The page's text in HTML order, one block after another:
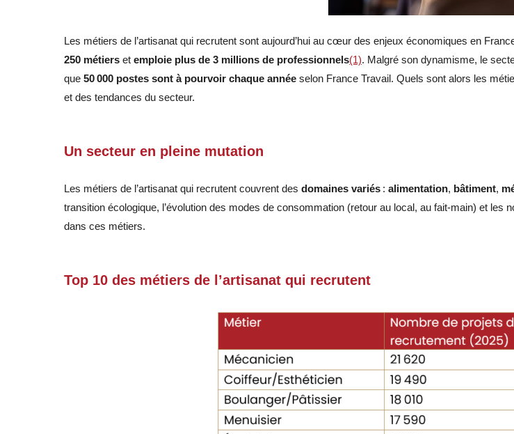
Les métiers de l’artisanat qui recrutent sont aujourd’hui au cœur des enjeux économiques en
250 métiers et emploie plus de 3 millions de professionnels(1). Malgré son dynamisme, le
que 50 000 postes sont à pourvoir chaque année selon France Travail. Quels sont alors les
et des tendances du secteur.
Un secteur en pleine mutation
Les métiers de l’artisanat qui recrutent couvrent des domaines variés : alimentation, bâtiment,
transition écologique, l’évolution des modes de consommation (retour au local, au fait-main) et
dans ces métiers.
Top 10 des métiers de l’artisanat qui recrutent